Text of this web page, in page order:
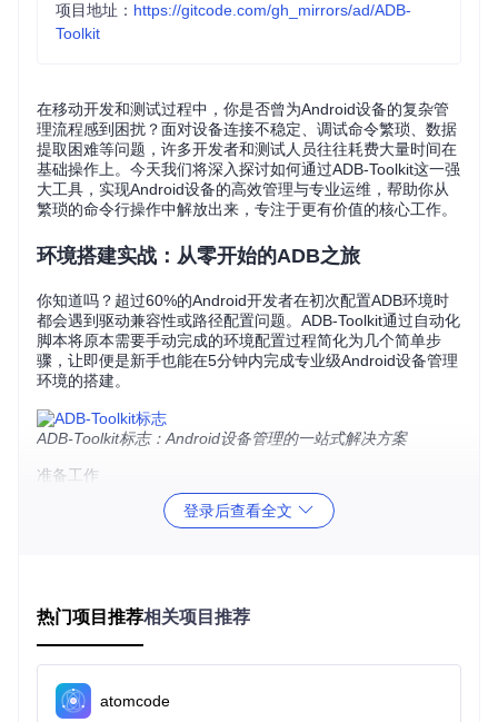
项目地址： https://gitcode.com/gh_mirrors/ad/ADB-
Toolkit
在移动开发和测试过程中，你是否曾为Android设备的复杂管
理流程感到困扰？面对设备连接不稳定、调试命令繁琐、数据
提取困难等问题，许多开发者和测试人员往往耗费大量时间在
基础操作上。今天我们将深入探讨如何通过ADB-Toolkit这一强
大工具，实现Android设备的高效管理与专业运维，帮助你从
繁琐的命令行操作中解放出来，专注于更有价值的核心工作。
环境搭建实战：从零开始的ADB之旅
你知道吗？超过60%的Android开发者在初次配置ADB环境时
都会遇到驱动兼容性或路径配置问题。ADB-Toolkit通过自动化
脚本将原本需要手动完成的环境配置过程简化为几个简单步
骤，让即便是新手也能在5分钟内完成专业级Android设备管理
环境的搭建。
ADB-Toolkit标志：Android设备管理的一站式解决方案
准备工作
在开始前，请确保你的系统已安装Git版本控制工具。这就像厨
师需要先准备好刀具一样，Git是获取ADB-Toolkit的基础工
第一步：获取工具包代码
打开终端，执行以下命令克隆项目仓库：
git clone
登录后查看全文
热门项目推荐相关项目推荐
atomcode